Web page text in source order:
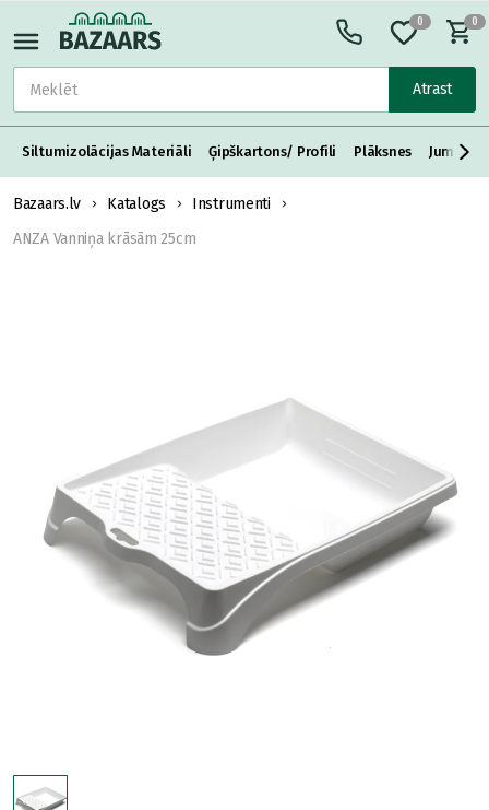
Atrast
0 0
Siltumizolācijas Materiāli Ģipškartons/ Profili Plāksnes Jumta
Bazaars.lv Katalogs
Instrumenti
ANZA Vanniņa krāsām 25cm